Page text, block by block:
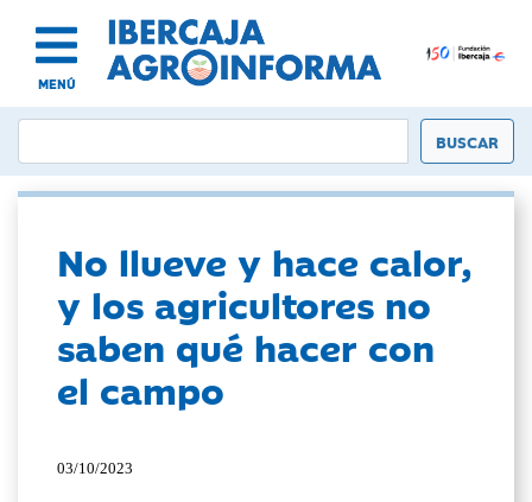
MENÚ
No llueve y hace calor,
y los agricultores no
saben qué hacer con
el campo
03/10/2023